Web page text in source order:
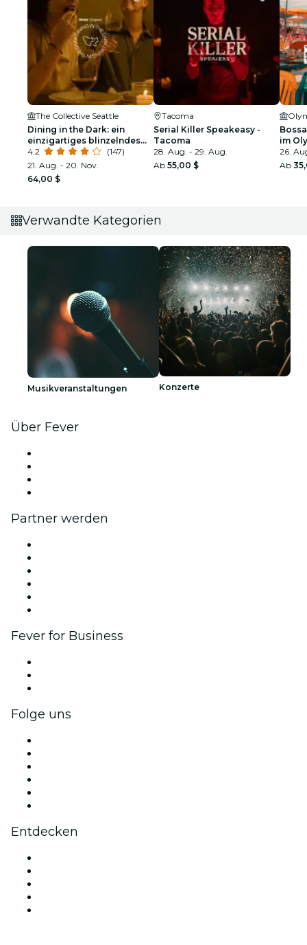
The Collective Seattle
Dining in the Dark: ein
einzigartiges blinzelndes
Dinner im The Collective
Seattle
4.2
(147)
21. Aug. - 20. Nov.
64,00 $
Tacoma
Serial Killer Speakeasy -
Tacoma
28. Aug. - 29. Aug.
Ab 55,00 $
im
26.
Ab
Verwandte Kategorien
Musikveranstaltungen Konzerte
Über Fever
Partner werden
Fever for Business
Folge uns
Entdecken